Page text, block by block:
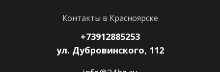
Контакты в Красноярске
+73912885253
ул. Дубровинского, 112